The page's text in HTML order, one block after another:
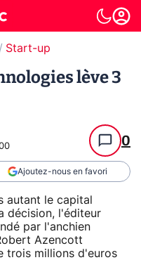
Start-up
lève 3
0
Ajoutez-nous en favori
autant le capital
décision, l'éditeur
par l'anchien
Azencott
trois millions d'euros